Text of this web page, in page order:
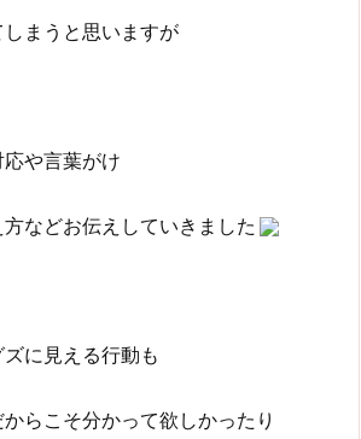
まうと思いますが
や言葉がけ
などお伝えしていきました
に見える行動も
らこそ分かって欲しかったり